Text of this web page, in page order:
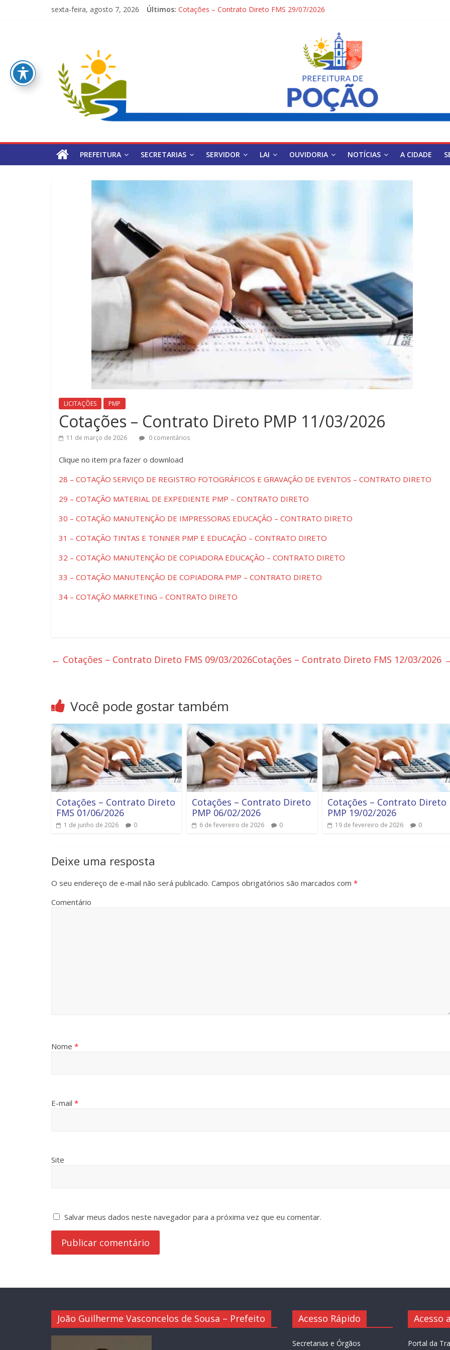
sexta-feira, agosto 7, 2026 Últimos: Cotações – Contrato Direto FMS 29/07/2026
Processo Seletivo Simplificado para Gestores Escolares da Rede Municipal
Processo Seletivo Simplificado Secretaria de Saúde
Pref.
Mun.
de
Poção
PREFEITURA SECRETARIAS SERVIDOR LAI OUVIDORIA NOTÍCIAS A CIDADE
LICITAÇÕES PMP
Cotações – Contrato Direto PMP 11/03/2026
11 de março de 2026 0 comentários
Clique ​no item pra fazer o download
28 – COTAÇÃO SERVIÇO DE REGISTRO FOTOGRÁFICOS E GRAVAÇÃO DE EVENTOS – CONTRATO DIRETO
29 – COTAÇÃO MATERIAL DE EXPEDIENTE PMP – CONTRATO DIRETO
30 – COTAÇÃO MANUTENÇÃO DE IMPRESSORAS EDUCAÇÃO – CONTRATO DIRETO
31 – COTAÇÃO TINTAS E TONNER PMP E EDUCAÇÃO – CONTRATO DIRETO
32 – COTAÇÃO MANUTENÇÃO DE COPIADORA EDUCAÇÃO – CONTRATO DIRETO
33 – COTAÇÃO MANUTENÇÃO DE COPIADORA PMP – CONTRATO DIRETO
34 – COTAÇÃO MARKETING – CONTRATO DIRETO
← Cotações – Contrato Direto FMS 09/03/2026Cotações – Contrato Direto FMS 12/03/2026
Você pode gostar também
Cotações – Contrato Direto
FMS 01/06/2026
1 de junho de 2026 0
Cotações – Contrato Direto
PMP 06/02/2026
6 de fevereiro de 2026 0
Cotações – Contrato Direto
PMP 19/02/2026
19 de fevereiro de 2026 0
Deixe uma resposta
O seu endereço de e-mail não será publicado. Campos obrigatórios são marcados com *
Comentário
Nome *
E-mail *
Site
Salvar meus dados neste navegador para a próxima vez que eu comentar.
João Guilherme Vasconcelos de Sousa – Prefeito Acesso Rápido
Secretarias e Órgãos
Acesso
Portal da